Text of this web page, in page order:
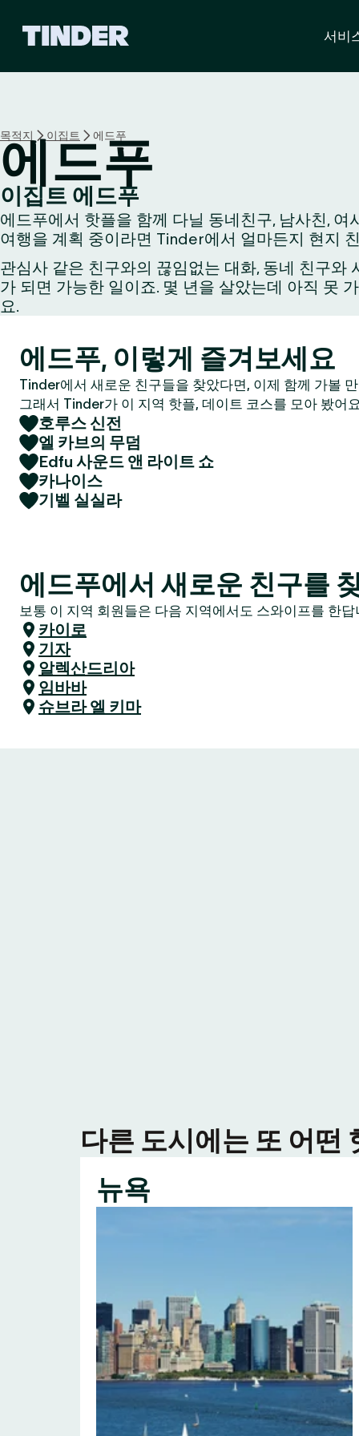
서비
목적지 이집트 에드푸
에드푸
이집트 에드푸
에드푸에서 핫플을 함께 다닐 동네친구, 남사친,
여행을 계획 중이라면 Tinder에서 얼마든지 현지
관심사 같은 친구와의 끊임없는 대화, 동네 친구
가 되면 가능한 일이죠. 몇 년을 살았는데 아직 못
요.
에드푸, 이렇게 즐겨보세요
Tinder에서 새로운 친구들을 찾았다면, 이제 함께 가볼
그래서 Tinder가 이 지역 핫플, 데이트 코스를 모아 봤어
호루스 신전
엘 카브의 무덤
Edfu 사운드 앤 라이트 쇼
카나이스
기벨 실실라
에드푸에서 새로운 친구를
보통 이 지역 회원들은 다음 지역에서도 스와이프를 한답
카이로
기자
알렉산드리아
임바바
슈브라 엘 키마
다른 도시에는 또 어떤
뉴욕